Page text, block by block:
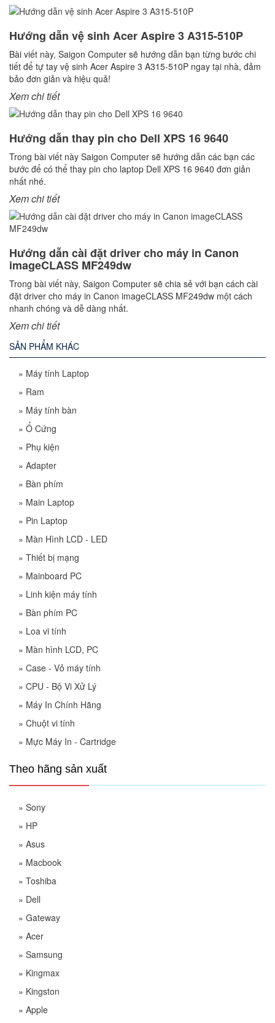
Hướng dẫn vệ sinh Acer Aspire 3 A315-510P
Bài viết này, Saigon Computer sẽ hướng dẫn bạn từng bước chi
tiết để tự tay vệ sinh Acer Aspire 3 A315-510P ngay tại nhà, đảm
bảo đơn giản và hiệu quả!
Xem chi tiết
Hướng dẫn thay pin cho Dell XPS 16 9640
Trong bài viết này Saigon Computer sẽ hướng dẫn các bạn các
bước để có thể thay pin cho laptop Dell XPS 16 9640 đơn giản
nhất nhé.
Xem chi tiết
Hướng dẫn cài đặt driver cho máy in Canon
imageCLASS MF249dw
Trong bài viết này, Saigon Computer sẽ chia sẻ với bạn cách cài
đặt driver cho máy in Canon imageCLASS MF249dw một cách
nhanh chóng và dễ dàng nhất.
Xem chi tiết
SẢN PHẨM KHÁC
» Máy tính Laptop
» Ram
» Máy tính bàn
» Ổ Cứng
» Phụ kiện
» Adapter
» Bàn phím
» Main Laptop
» Pin Laptop
» Màn Hình LCD - LED
» Thiết bị mạng
» Mainboard PC
» Linh kiện máy tính
» Bàn phím PC
» Loa vi tính
» Màn hình LCD, PC
» Case - Vỏ máy tính
» CPU - Bộ Vi Xử Lý
» Máy In Chính Hãng
» Chuột vi tính
» Mực Máy In - Cartridge
Theo hãng sản xuất
» Sony
» HP
» Asus
» Macbook
» Toshiba
» Dell
» Gateway
» Acer
» Samsung
» Kingmax
» Kingston
» Apple